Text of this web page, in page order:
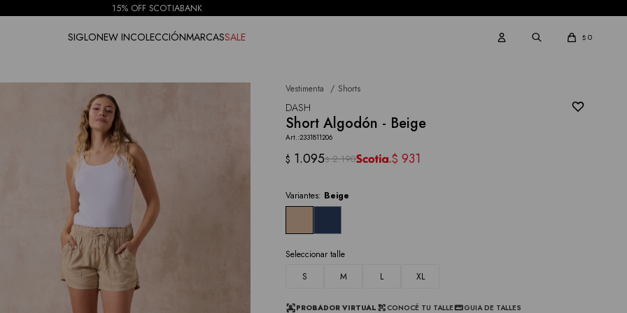
15% OFF SCOTIABANK
SIGLONEW INCOLECCIÓNMARCASSALE $ 0
Vestimenta Shorts
DASH
Short Algodón - Beige
2331811206
$ 1.095$ 2.190 $ 931
Variantes: Beige
Seleccionar talle
S
M L XL
PROBADOR VIRTUAL CONOCÉ TU TALLE GUIA DE TALLES
NOTIFICARME